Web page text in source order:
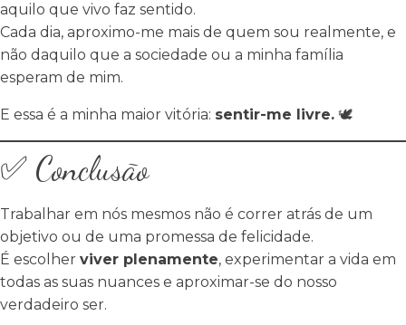
aquilo que vivo faz sentido.
Cada dia, aproximo-me mais de quem sou realmente, e
não daquilo que a sociedade ou a minha família
esperam de mim.
E essa é a minha maior vitória: sentir-me livre. 🕊️
✅ Conclusão
Trabalhar em nós mesmos não é correr atrás de um
objetivo ou de uma promessa de felicidade.
É escolher viver plenamente, experimentar a vida em
todas as suas nuances e aproximar-se do nosso
verdadeiro ser.